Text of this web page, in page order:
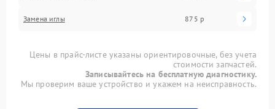
Замена иглы 875 р
Цены в прайс-листе указаны ориентировочные, без учета
стоимости запчастей.
Записывайтесь на бесплатную диагностику.
Мы проверим ваше устройство и укажем на неисправность.